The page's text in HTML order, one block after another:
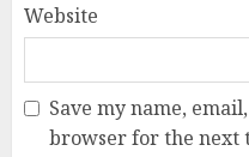
Website
Save my name,
browser for the next